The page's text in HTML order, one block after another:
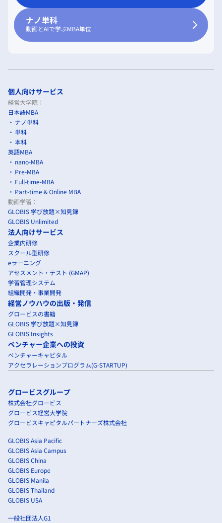
ナノ単科
動画とAIで学ぶMBA単位
個人向けサービス
経営大学院：
日本語MBA
ナノ単科
単科
本科
英語MBA
nano-MBA
Pre-MBA
Full-time-MBA
Part-time & Online MBA
動画学習：
GLOBIS 学び放題×知見録
GLOBIS Unlimited
法人向けサービス
企業内研修
スクール型研修
eラーニング
アセスメント・テスト (GMAP)
学習管理システム
組織開発・事業開発
経営ノウハウの出版・発信
グロービスの書籍
GLOBIS 学び放題×知見録
GLOBIS Insights
ベンチャー企業への投資
ベンチャーキャピタル
アクセラレーションプログラム(G-STARTUP)
グロービスグループ
株式会社グロービス
グロービス経営大学院
グロービスキャピタルパートナーズ株式会社
GLOBIS Asia Pacific
GLOBIS Asia Campus
GLOBIS China
GLOBIS Europe
GLOBIS Manila
GLOBIS Thailand
GLOBIS USA
一般社団法人G1